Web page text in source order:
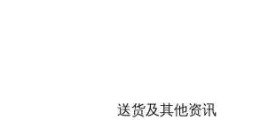
送货及其他资讯